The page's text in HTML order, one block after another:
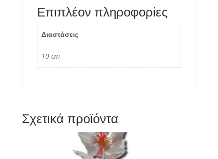
Επιπλέον πληροφορίες
Διαστάσεις
10 cm
Σχετικά προϊόντα